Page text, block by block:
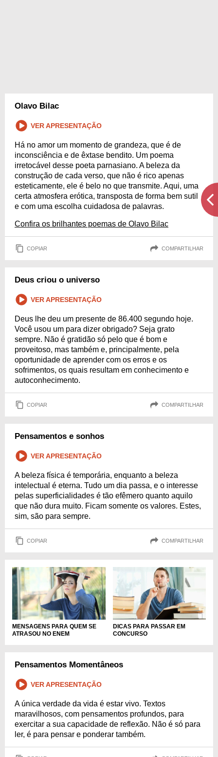
Olavo Bilac
VER APRESENTAÇÃO
Há no amor um momento de grandeza, que é de
inconsciência e de êxtase bendito. Um poema
irretocável desse poeta parnasiano. A beleza da
construção de cada verso, que não é rico apenas
esteticamente, ele é belo no que transmite. Aqui, uma
certa atmosfera erótica, transposta de forma bem sutil
e com uma escolha cuidadosa de palavras.
Confira os brilhantes poemas de Olavo Bilac
COPIAR COMPARTILHAR
Deus criou o universo
VER APRESENTAÇÃO
Deus lhe deu um presente de 86.400 segundo hoje.
Você usou um para dizer obrigado? Seja grato
sempre. Não é gratidão só pelo que é bom e
proveitoso, mas também e, principalmente, pela
oportunidade de aprender com os erros e os
sofrimentos, os quais resultam em conhecimento e
autoconhecimento.
COPIAR COMPARTILHAR
Pensamentos e sonhos
VER APRESENTAÇÃO
A beleza física é temporária, enquanto a beleza
intelectual é eterna. Tudo um dia passa, e o interesse
pelas superficialidades é tão efêmero quanto aquilo
que não dura muito. Ficam somente os valores. Estes,
sim, são para sempre.
COPIAR COMPARTILHAR
MENSAGENS PARA QUEM SE
ATRASOU NO ENEM
DICAS PARA PASSAR EM
CONCURSO
Pensamentos Momentâneos
VER APRESENTAÇÃO
A única verdade da vida é estar vivo. Textos
maravilhosos, com pensamentos profundos, para
exercitar a sua capacidade de reflexão. Não é só para
ler, é para pensar e ponderar também.